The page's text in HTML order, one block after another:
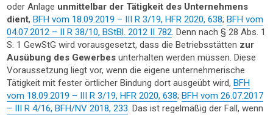
oder Anlage unmittelbar der Tätigkeit des Unternehmens
dient,BFH vom 18.09.2019 – III R 3/19, HFR 2020, 638;BFH vom
04.07.2012 – II R 38/10, BStBl. 2012 II 782. Denn nach § 28 Abs. 1
S. 1 GewStG wird vorausgesetzt, dass die Betriebsstätten zur
Ausübung des Gewerbesunterhalten werden müssen. Diese
Voraussetzung liegt vor, wenn die eigene unternehmerische
Tätigkeit mit fester örtlicher Bindung dort ausgeübt wird,BFH
vom 18.09.2019 – III R 3/19, HFR 2020, 638;BFH vom 26.07.2017
– III R 4/16, BFH/NV 2018, 233. Das ist regelmäßig der Fall, wenn